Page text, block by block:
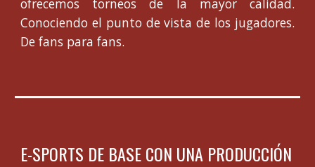
ofrecemos torneos de la mayor calidad.
Conociendo el punto de vista de los jugadores.
De fans para fans.
E-SPORTS DE BASE CON UNA PRODUCCIÓN